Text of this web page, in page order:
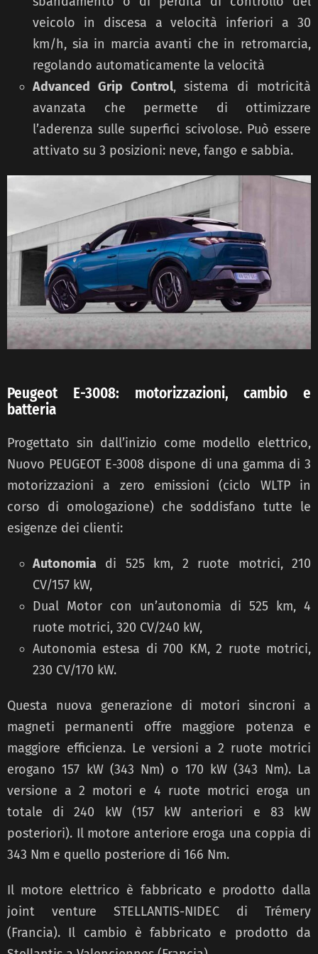
veicolo in discesa a velocità inferiori a 30
km/h, sia in marcia avanti che in retromarcia,
regolando automaticamente la velocità
Advanced Grip Control, sistema di motricità
avanzata che permette di ottimizzare
l’aderenza sulle superfici scivolose. Può essere
attivato su 3 posizioni: neve, fango e sabbia.
Peugeot E-3008: motorizzazioni, cambio e
batteria
Progettato sin dall’inizio come modello elettrico,
Nuovo PEUGEOT E-3008 dispone di una gamma di 3
motorizzazioni a zero emissioni (ciclo WLTP in
corso di omologazione) che soddisfano tutte le
esigenze dei clienti:
Autonomia di 525 km, 2 ruote motrici, 210
CV/157 kW,
Dual Motor con un’autonomia di 525 km, 4
ruote motrici, 320 CV/240 kW,
Autonomia estesa di 700 KM, 2 ruote motrici,
230 CV/170 kW.
Questa nuova generazione di motori sincroni a
magneti permanenti offre maggiore potenza e
maggiore efficienza. Le versioni a 2 ruote motrici
erogano 157 kW (343 Nm) o 170 kW (343 Nm). La
versione a 2 motori e 4 ruote motrici eroga un
totale di 240 kW (157 kW anteriori e 83 kW
posteriori). Il motore anteriore eroga una coppia di
343 Nm e quello posteriore di 166 Nm.
Il motore elettrico è fabbricato e prodotto dalla
joint venture STELLANTIS-NIDEC di Trémery
(Francia). Il cambio è fabbricato e prodotto da